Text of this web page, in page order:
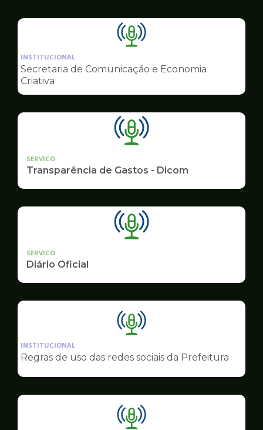
Ilustração
pagina
Comunicação
INSTITUCIONAL
Secretaria de Comunicação e Economia
Criativa
SERVICO
Transparência de Gastos - Dicom
SERVICO
Diário Oficial
Ilustração
pagina
Comunicação
INSTITUCIONAL
Regras de uso das redes sociais da Prefeitura
Ilustração